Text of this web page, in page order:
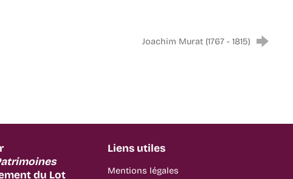
Joachim Murat (1767 - 1815)
du Lot
Liens utiles
Mentions légales